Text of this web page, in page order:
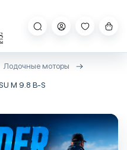
Лодочные моторы
M 9.8 B-S